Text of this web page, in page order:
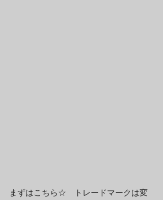
まずはこちら☆　トレードマークは変